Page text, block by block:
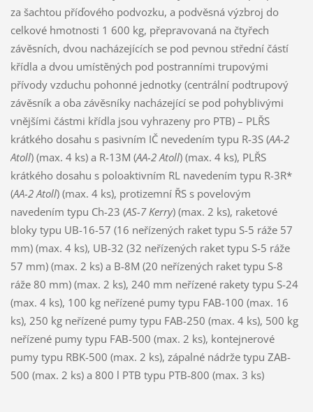
za šachtou příďového podvozku, a podvěsná výzbroj do
celkové hmotnosti 1 600 kg, přepravovaná na čtyřech
závěsních, dvou nacházejících se pod pevnou střední částí
křídla a dvou umístěných pod postranními trupovými
přívody vzduchu pohonné jednotky (centrální podtrupový
závěsník a oba závěsníky nacházející se pod pohyblivými
vnějšími částmi křídla jsou vyhrazeny pro PTB) – PLŘS
krátkého dosahu s pasivním IČ nevedením typu R-3S (AA-2
Atoll) (max. 4 ks) a R-13M (AA-2 Atoll) (max. 4 ks), PLŘS
krátkého dosahu s poloaktivním RL navedením typu R-3R*
(AA-2 Atoll) (max. 4 ks), protizemní ŘS s povelovým
navedením typu Ch-23 (AS-7 Kerry) (max. 2 ks), raketové
bloky typu UB-16-57 (16 neřízených raket typu S-5 ráže 57
mm) (max. 4 ks), UB-32 (32 neřízených raket typu S-5 ráže
57 mm) (max. 2 ks) a B-8M (20 neřízených raket typu S-8
ráže 80 mm) (max. 2 ks), 240 mm neřízené rakety typu S-24
(max. 4 ks), 100 kg neřízené pumy typu FAB-100 (max. 16
ks), 250 kg neřízené pumy typu FAB-250 (max. 4 ks), 500 kg
neřízené pumy typu FAB-500 (max. 2 ks), kontejnerové
pumy typu RBK-500 (max. 2 ks), zápalné nádrže typu ZAB-
500 (max. 2 ks) a 800 l PTB typu PTB-800 (max. 3 ks)